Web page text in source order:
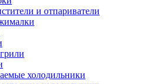
и отпариватели
холодильники